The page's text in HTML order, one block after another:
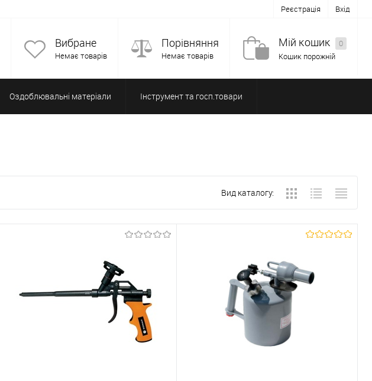
Реєстрація Вхід
Вибране
Немає товарів
Порівняння
Немає товарів
Мій кошик
0
Кошик порожній
Оздоблювальні матеріали Інструмент та госп.товари
Вид каталогу: